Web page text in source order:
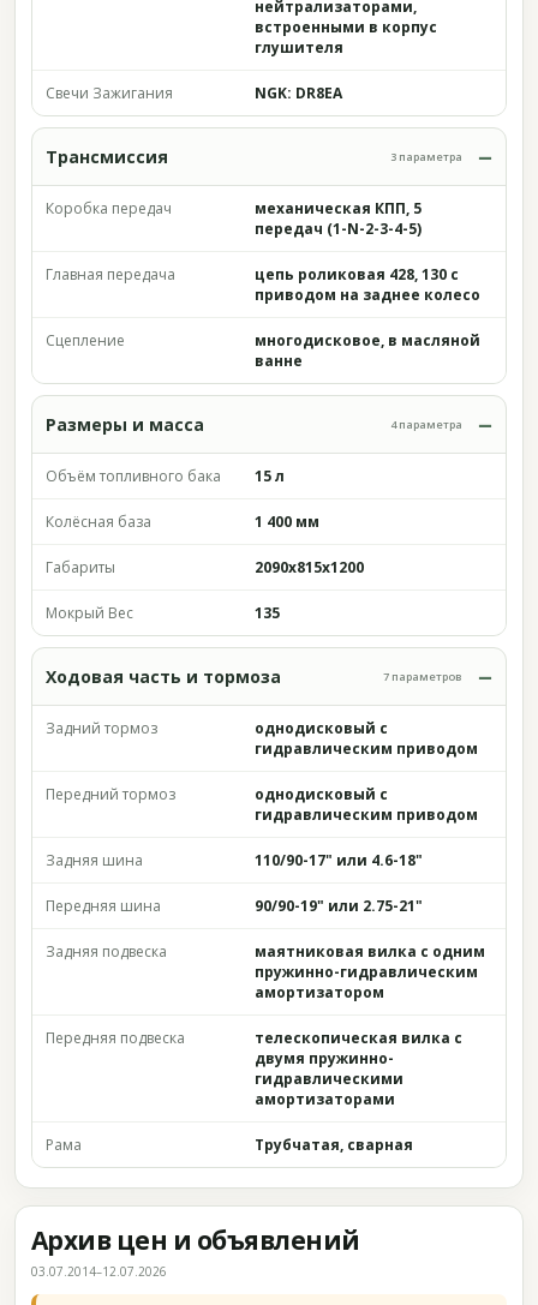
нейтрализаторами,
встроенными в корпус
глушителя
Свечи Зажигания NGK: DR8EA
Трансмиссия 3 параметра
Коробка передач
механическая КПП, 5
передач (1-N-2-3-4-5)
Главная передача
цепь роликовая 428, 130 с
приводом на заднее колесо
Сцепление
многодисковое, в масляной
ванне
Размеры и масса 4 параметра
Объём топливного бака 15 л
Колёсная база 1 400 мм
Габариты 2090х815х1200
Мокрый Вес 135
Ходовая часть и тормоза 7 параметров
Задний тормоз
однодисковый с
гидравлическим приводом
Передний тормоз
однодисковый с
гидравлическим приводом
Задняя шина 110/90-17" или 4.6-18"
Передняя шина 90/90-19" или 2.75-21"
Задняя подвеска
маятниковая вилка с одним
пружинно-гидравлическим
амортизатором
Передняя подвеска
телескопическая вилка с
двумя пружинно-
гидравлическими
амортизаторами
Рама Трубчатая, сварная
Архив цен и объявлений
03.07.2014–12.07.2026